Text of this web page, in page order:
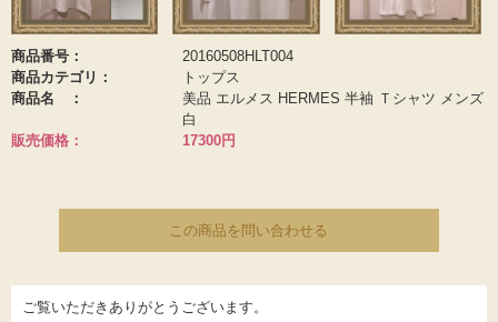
商品番号：
20160508HLT004
商品カテゴリ：
トップス
商品名 ：
美品 エルメス HERMES 半袖 Ｔシャツ メンズ
白
販売価格：
17300円
この商品を問い合わせる
ご覧いただきありがとうございます。
お問い合わせ
プライバシーポリシー
受付時間：8:30～23：30